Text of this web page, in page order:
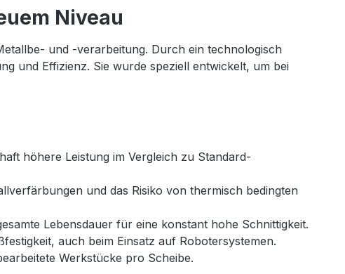
Niveau
und -verarbeitung. Durch ein technologisch
und Effizienz. Sie wurde speziell entwickelt, um bei
höhere Leistung im Vergleich zu Standard-
und das Risiko von thermisch bedingten
Lebensdauer für eine konstant hohe Schnittigkeit.
auch beim Einsatz auf Robotersystemen.
Werkstücke pro Scheibe.